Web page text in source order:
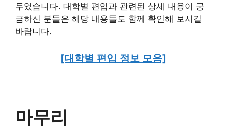
두었습니다. 대학별 편입과 관련된 상세 내용이 궁
금하신 분들은 해당 내용들도 함께 확인해 보시길
바랍니다.
[대학별 편입 정보 모음]
마무리